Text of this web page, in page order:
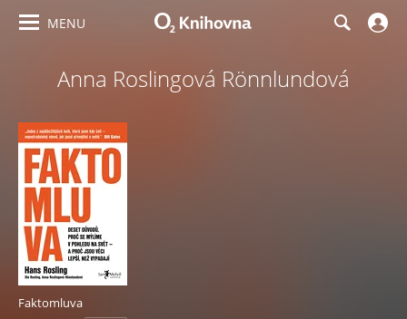
MENU
Anna Roslingová Rönnlundová
Faktomluva